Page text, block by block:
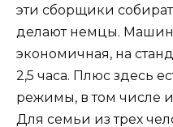
эти сборщики
делают немцы.
экономичная, на
2,5 часа. Плюс здесь
режимы, в том числе
Для семьи из трех